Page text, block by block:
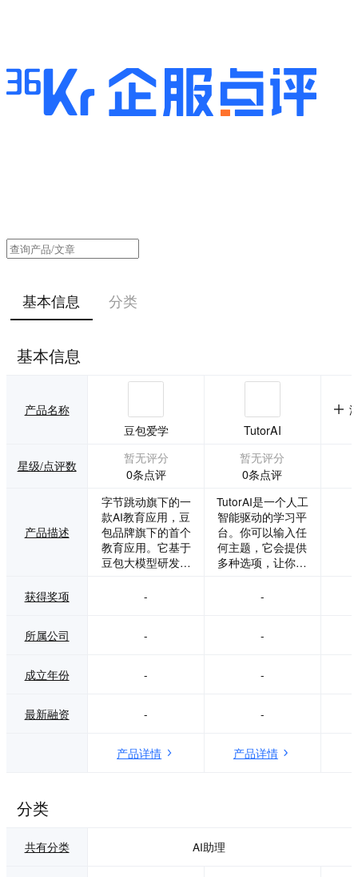
基本信息 分类
基本信息
产品名称
豆包爱学
TutorAI
星级/点评数
暂无评分
0条点评
暂无评分
0条点评
产品描述
字节跳动旗下的一
款AI教育应用，豆
包品牌旗下的首个
教育应用。它基于
豆包大模型研发，
TutorAI是一个人工
智能驱动的学习平
台。你可以输入任
何主题，它会提供
多种选项，让你可
获得奖项
- -
所属公司 - -
成立年份 - -
最新融资 - -
产品详情 产品详情
分类
共有分类 AI助理